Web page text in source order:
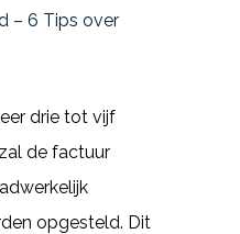
– 6 Tips over
drie tot vijf
de factuur
opgesteld. Dit